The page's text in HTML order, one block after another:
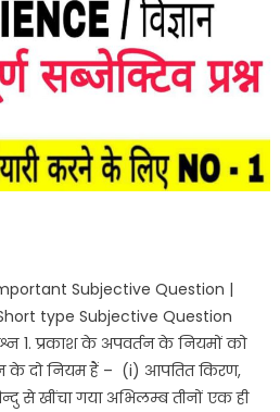
Subjective Question |
type Subjective Question
1. प्रकाश के अपवर्तन के नियमों को
के दो नियम हैं – (i) आपतित किरण,
से खींचा गया अभिलम्ब तीनों एक ही